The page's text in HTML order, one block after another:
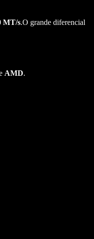
MT/s.O grande diferencial
AMD.